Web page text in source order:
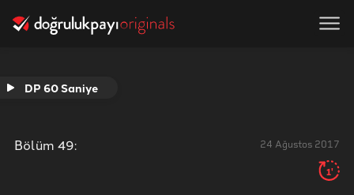
DP 60 Saniye
Bölüm 49: 24 Ağustos 2017
1'